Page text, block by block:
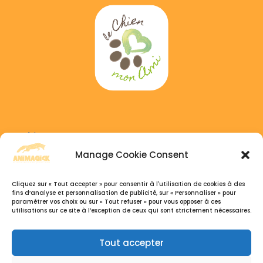
Manage Cookie Consent
Cliquez sur « Tout accepter » pour consentir à l'utilisation de cookies à des
fins d’analyse et personnalisation de publicité, sur « Personnaliser » pour
paramétrer vos choix ou sur « Tout refuser » pour vous opposer à ces
utilisations sur ce site à l’exception de ceux qui sont strictement nécessaires.
Tout accepter
Adress :
6 GAICHEL, 8469 Habscht, Luxembourg
+352 691 333 041
+32 495 77 26 07
Du Lundi au Samedi, 9h30 – 18:30